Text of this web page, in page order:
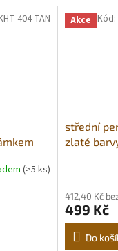
(>5 ks)
404 TAN Akce
střední
zlaté
412,40 Kč
499 Kč
Do
Kód: